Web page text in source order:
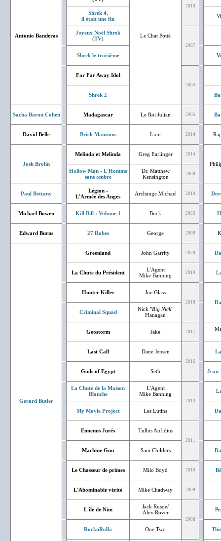
Antonio Banderas Le Chat Potté
2010
Shrek 4,
il était une fin
Joyeux Noël Shrek
(TV)
2007
Shrek le troisième
Far Far Away Idol
2004
Shrek 2
Sacha Baron Cohen Madagascar Le Roi Julian 2005
David Belle Brick Mansions Lion 2014
Josh Brolin
Melinda et Melinda Greg Earlinger 2014
Hollow Man - L'Homme
sans ombre
Dr. Matthew
Kensington
2000
Paul Bettany
Légion -
L'Armée des Anges
Archange Michael 2010
Michael Bowen Kill Bill : Volume 1 Buck 2003
Edward Burns 27 Robes George 2008
Gerard Butler
Greenland John Garrity 2020
La Chute du Président
L'Agent
Mike Banning
2019
Hunter Killer Joe Glass
2018
Criminal Squad
Nick "Big Nick"
Flanagan
Geostorm Jake 2017
Last Call Dane Jensen
2016
Gods of Egypt Seth
La Chute de la Maison
Blanche
L'Agent
Mike Banning
2013
My Movie Project Les Lutins
Ennemis Jurés Tullus Aufidius
2011
Machine Gun Sam Childers
Le Chasseur de primes Milo Boyd 2010
L'Abominable vérité Mike Chadway 2009
L'île de Nim
Jack Rusoe/
Alex Rover
2008
RocknRolla One Two